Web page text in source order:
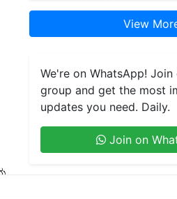
View
We're on WhatsApp! Join
group and get the most
updates you need. Daily.
Join on